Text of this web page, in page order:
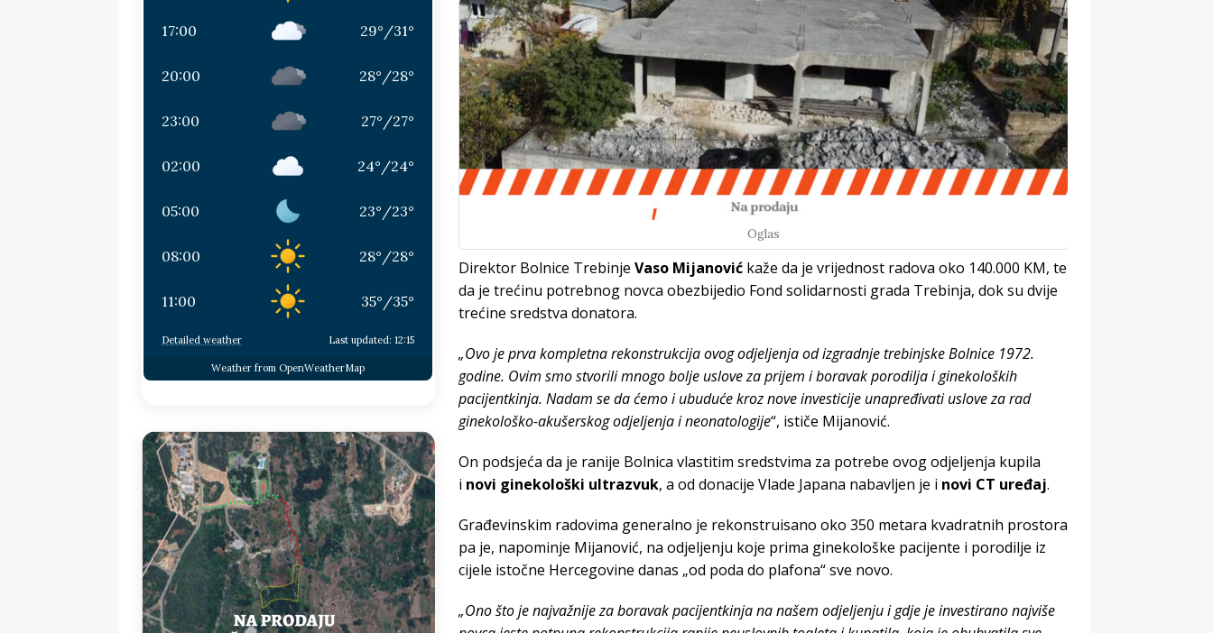
Oglas
Direktor Bolnice Trebinje Vaso Mijanovićkaže da je vrijednost radova oko 140.000 KM, te
da je trećinu potrebnog novca obezbijedio Fond solidarnosti grada Trebinja, dok su dvije
trećine sredstva donatora.
„Ovo je prva kompletna rekonstrukcija ovog odjeljenja od izgradnje trebinjske Bolnice 1972.
godine. Ovim smo stvorili mnogo bolje uslove za prijem i boravak porodilja i ginekoloških
pacijentkinja. Nadam se da ćemo i ubuduće kroz nove investicije unapređivati uslove za rad
ginekološko-akušerskog odjeljenja i neonatologije“, ističe Mijanović.
On podsjeća da je ranije Bolnica vlastitim sredstvima za potrebe ovog odjeljenja kupila
i novi ginekološki ultrazvuk, a od donacije Vlade Japana nabavljen je i novi CT uređaj.
Građevinskim radovima generalno je rekonstruisano oko 350 metara kvadratnih prostora
pa je, napominje Mijanović, na odjeljenju koje prima ginekološke pacijente i porodilje iz
cijele istočne Hercegovine danas „od poda do plafona“ sve novo.
„Ono što je najvažnije za boravak pacijentkinja na našem odjeljenju i gdje je investirano najviše
17:00 29° /31°
20:00 28° /28°
23:00 27° /27°
02:00 24° /24°
05:00 23° /23°
08:00 28° /28°
11:00 35° /35°
Detailed weather Last updated: 12:15
Weather from OpenWeatherMap